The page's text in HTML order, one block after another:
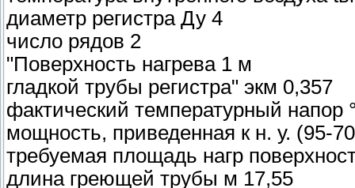
диаметр регистра Ду 4
число рядов 2
"Поверхность нагрева 1 м
гладкой трубы регистра" экм 0,357
фактический температурный напор
мощность, приведенная к н. у. (95-
требуемая площадь нагр
длина греющей трубы м 17,55